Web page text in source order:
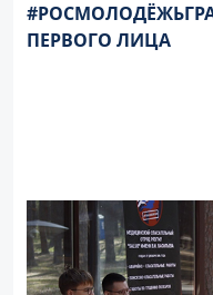
ПЕРВОГО ЛИЦА